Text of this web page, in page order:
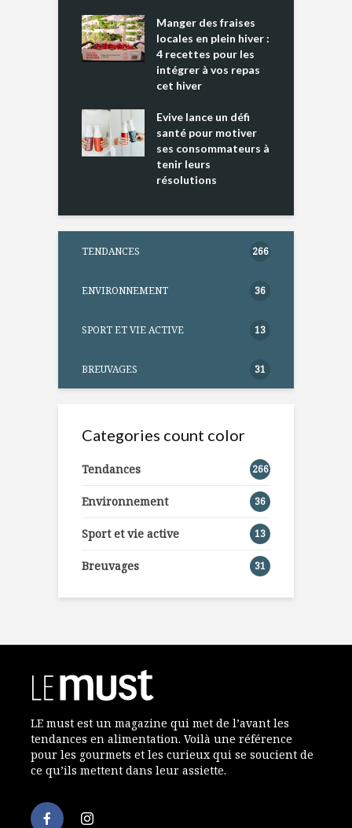
Manger des fraises
locales en plein hiver :
4 recettes pour les
intégrer à vos repas
cet hiver
Evive lance un défi
santé pour motiver
ses consommateurs à
tenir leurs
résolutions
TENDANCES 266
ENVIRONNEMENT 36
SPORT ET VIE ACTIVE 13
BREUVAGES 31
Categories count color
Tendances 266
Environnement 36
Sport et vie active 13
Breuvages 31
LE must est un magazine qui met de l’avant les
tendances en alimentation. Voilà une référence
pour les gourmets et les curieux qui se soucient de
ce qu’ils mettent dans leur assiette.